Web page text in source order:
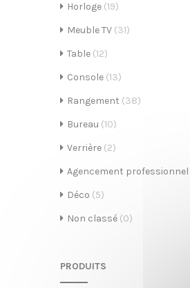
Horloge (19)
Meuble TV (31)
Table (12)
Console (13)
Rangement (38)
Bureau (10)
Verrière (2)
Agencement professionnel
Déco (5)
Non classé (0)
PRODUITS